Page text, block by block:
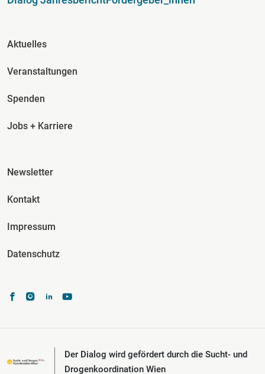
Fusszeile Spalte 2
Aktuelles
Veranstaltungen
Spenden
Jobs + Karriere
Fusszeile Spalte 3
Newsletter
Kontakt
Impressum
Datenschutz
Der Dialog wird gefördert durch die Sucht- und
Drogenkoordination Wien